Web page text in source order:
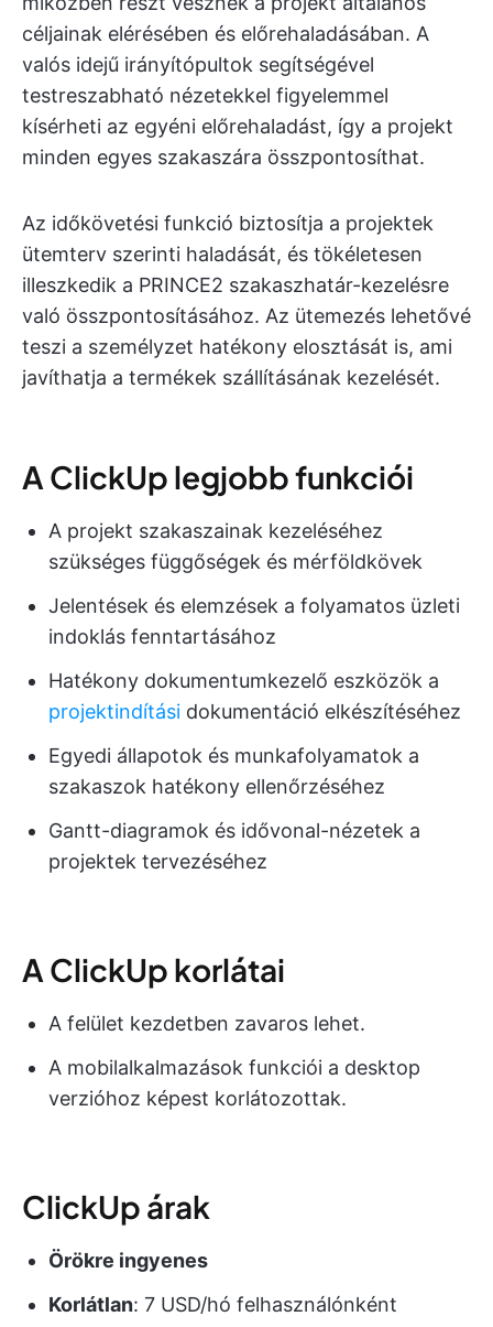
céljainak elérésében és előrehaladásában. A
valós idejű irányítópultok segítségével
testreszabható nézetekkel figyelemmel
kísérheti az egyéni előrehaladást, így a projekt
minden egyes szakaszára összpontosíthat.
Az időkövetési funkció biztosítja a projektek
ütemterv szerinti haladását, és tökéletesen
illeszkedik a PRINCE2 szakaszhatár-kezelésre
való összpontosításához. Az ütemezés lehetővé
teszi a személyzet hatékony elosztását is, ami
javíthatja a termékek szállításának kezelését.
A ClickUp legjobb funkciói
A projekt szakaszainak kezeléséhez
szükséges függőségek és mérföldkövek
Jelentések és elemzések a folyamatos üzleti
indoklás fenntartásához
Hatékony dokumentumkezelő eszközök a
projektindítási dokumentáció elkészítéséhez
Egyedi állapotok és munkafolyamatok a
szakaszok hatékony ellenőrzéséhez
Gantt-diagramok és idővonal-nézetek a
projektek tervezéséhez
A ClickUp korlátai
A felület kezdetben zavaros lehet.
A mobilalkalmazások funkciói a desktop
verzióhoz képest korlátozottak.
ClickUp árak
Örökre ingyenes
Korlátlan: 7 USD/hó felhasználónként